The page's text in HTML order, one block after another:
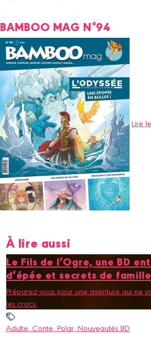
BAMBOO MAG N°94
Lire
À lire aussi
Le Fils de l’Ogre, une BD
d’épée et secrets de famille
Préparez-vous pour une aventure qui ne
les crocs.
Adulte, Conte, Polar, Nouveautés BD